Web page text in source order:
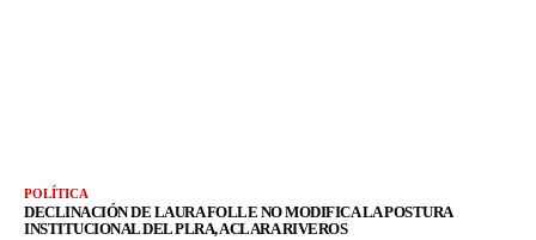
POLÍTICA
DECLINACIÓN DE LAURA FOLLE NO MODIFICA LA POSTURA
INSTITUCIONAL DEL PLRA, ACLARA RIVEROS